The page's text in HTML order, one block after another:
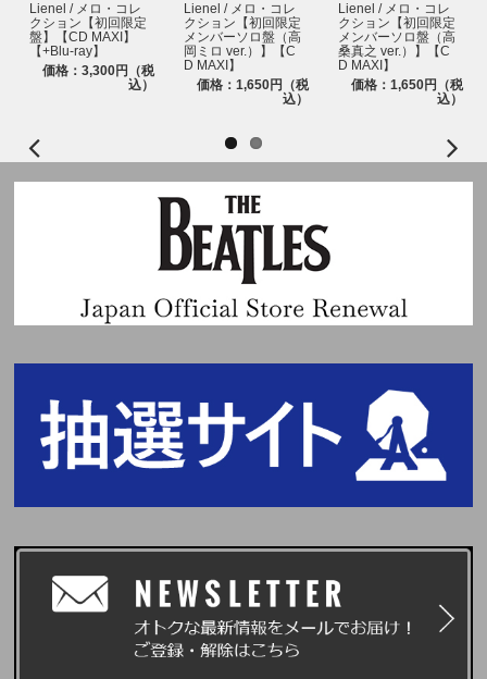
Lienel / メロ・コレ
クション【初回限定
盤】【CD MAXI】
【+Blu-ray】
価格：3,300円（税
込）
Lienel / メロ・コレ
クション【初回限定
メンバーソロ盤（高
岡ミロ ver.）】【C
D MAXI】
価格：1,650円（税
込）
Lienel / メロ・コレ
クション【初回限定
メンバーソロ盤（高
桑真之 ver.）】【C
D MAXI】
価格：1,650円（税
込）